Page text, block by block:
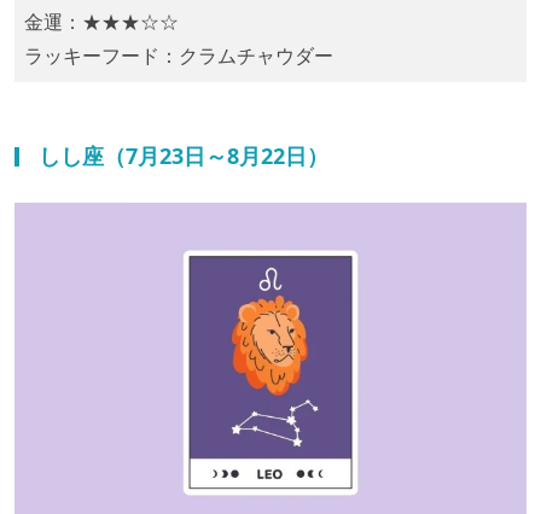
金運：★★★☆☆
ラッキーフード：​クラムチャウダー
しし座（7月23日～8月22日）